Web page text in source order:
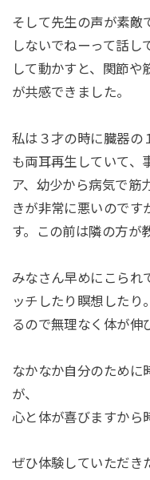
そして先生の声が素敵
しないでねーって話し
して動かすと、関節や
が共感できました。
私は３才の時に臓器の
も両耳再生していて、
ア、幼少から病気で筋
きが非常に悪いのです
す。この前は隣の方が
みなさん早めにこられ
ッチしたり瞑想したり
るので無理なく体が伸
なかなか自分のために
が、
心と体が喜びますから
ぜひ体験していただき